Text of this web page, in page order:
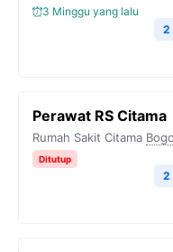
3 Minggu yang lalu
2
Perawat RS Citama
Rumah Sakit Citama
Ditutup
2